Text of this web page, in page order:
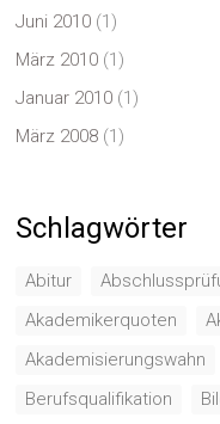
Juni 2010 (1)
März 2010 (1)
Januar 2010 (1)
März 2008 (1)
Schlagwörter
Abitur
Akademikerquoten
Akademisierungswahn
Berufsqualifikation